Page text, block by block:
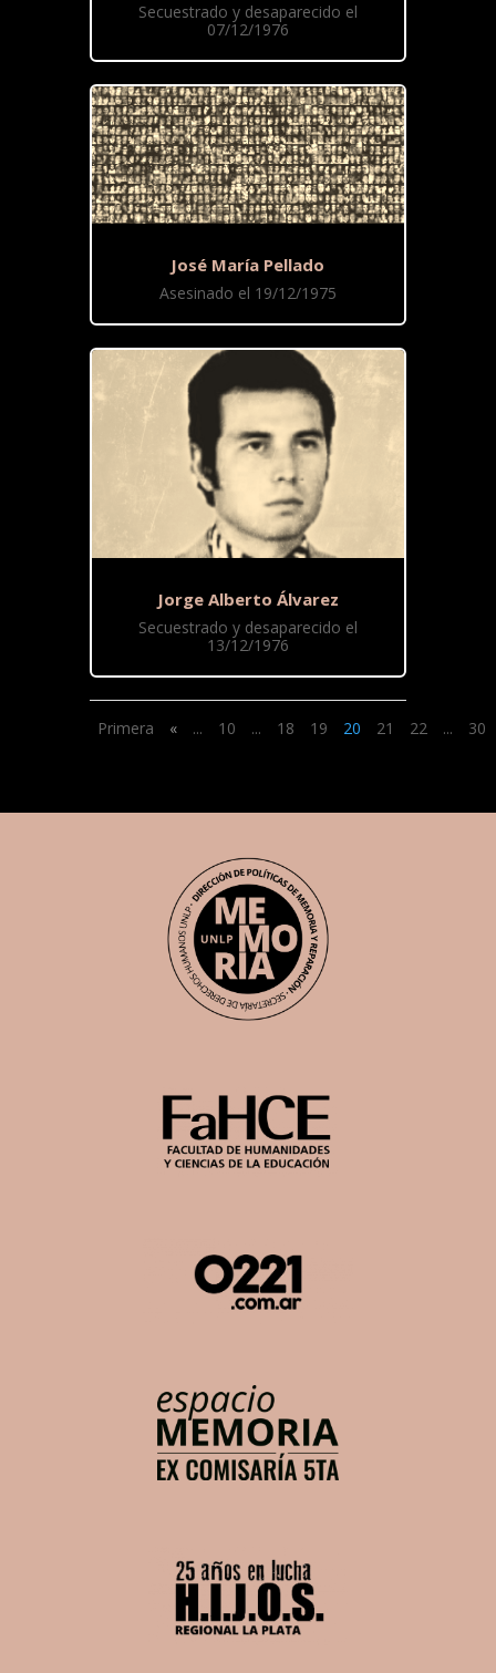
Secuestrado y desaparecido el
07/12/1976
José María Pellado
Asesinado el 19/12/1975
Jorge Alberto Álvarez
Secuestrado y desaparecido el
13/12/1976
Primera « ... 10 ... 18 19 20 21 22 ... 30